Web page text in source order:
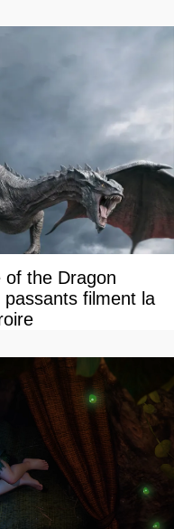
of the Dragon
filment la